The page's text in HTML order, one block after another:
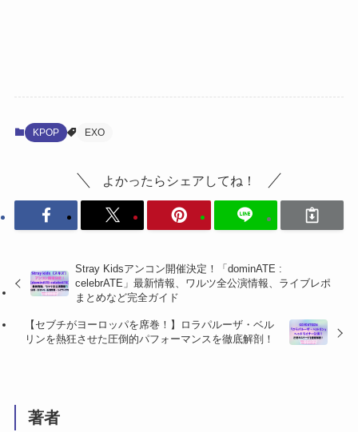
KPOP EXO
よかったらシェアしてね！
Stray Kidsアンコン開催決定！「dominATE :
celebrATE」最新情報、ワルツ全公演情報、ライブレポ
まとめなど完全ガイド
【セブチがヨーロッパを席巻！】ロラパルーザ・ベル
リンを熱狂させた圧倒的パフォーマンスを徹底解剖！
著者